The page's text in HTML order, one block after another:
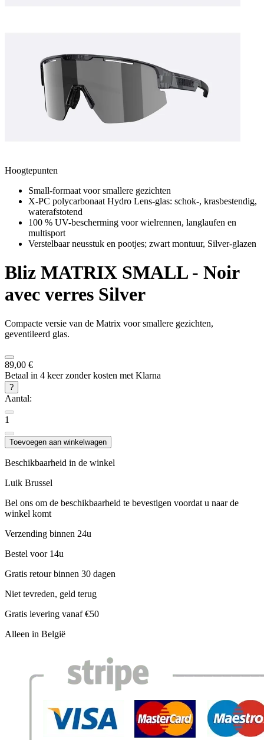
Hoogtepunten
Small-formaat voor smallere gezichten
X-PC polycarbonaat Hydro Lens-glas: schok-, krasbestendig,
waterafstotend
100 % UV-bescherming voor wielrennen, langlaufen en
multisport
Verstelbaar neusstuk en pootjes; zwart montuur, Silver-glazen
Bliz MATRIX SMALL - Noir
avec verres Silver
Compacte versie van de Matrix voor smallere gezichten,
geventileerd glas.
89,00 €
Betaal in 4 keer zonder kosten met Klarna
?
Aantal:
1
Toevoegen aan winkelwagen
Beschikbaarheid in de winkel
Luik Brussel
Bel ons om de beschikbaarheid te bevestigen voordat u naar de
winkel komt
Verzending binnen 24u
Bestel voor 14u
Gratis retour binnen 30 dagen
Niet tevreden, geld terug
Gratis levering vanaf €50
Alleen in België